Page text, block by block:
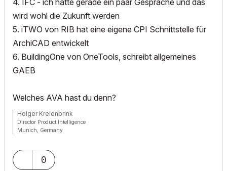
4. IFC - ich hatte gerade ein paar Gespräche und das
wird wohl die Zukunft werden
5. iTWO von RIB hat eine eigene CPI Schnittstelle für
ArchiCAD entwickelt
6. BuildingOne von OneTools, schreibt allgemeines
GAEB
Welches AVA hast du denn?
Holger Kreienbrink
Director Product Intelligence
Munich, Germany
0